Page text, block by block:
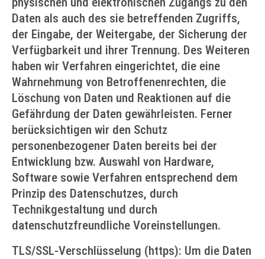
Daten als auch des sie betreffenden Zugriffs,
der Eingabe, der Weitergabe, der Sicherung der
Verfügbarkeit und ihrer Trennung. Des Weiteren
haben wir Verfahren eingerichtet, die eine
Wahrnehmung von Betroffenenrechten, die
Löschung von Daten und Reaktionen auf die
Gefährdung der Daten gewährleisten. Ferner
berücksichtigen wir den Schutz
personenbezogener Daten bereits bei der
Entwicklung bzw. Auswahl von Hardware,
Software sowie Verfahren entsprechend dem
Prinzip des Datenschutzes, durch
Technikgestaltung und durch
datenschutzfreundliche Voreinstellungen.
TLS/SSL-Verschlüsselung (https): Um die Daten